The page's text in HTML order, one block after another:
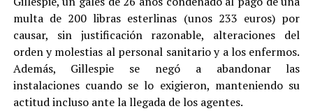
multa de 200 libras esterlinas (unos 233 euros) por
causar, sin justificación razonable, alteraciones del
orden y molestias al personal sanitario y a los enfermos.
Además, Gillespie se negó a abandonar las
instalaciones cuando se lo exigieron, manteniendo su
actitud incluso ante la llegada de los agentes.